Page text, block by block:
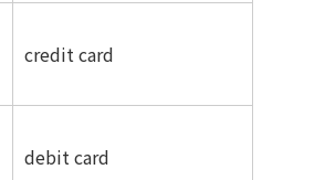
credit card
debit card